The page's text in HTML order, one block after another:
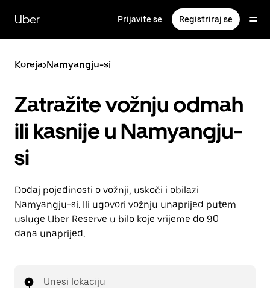
glavni
sadržaj
Uber Prijavite se Registriraj se
Koreja>Namyangju-si
Zatražite vožnju odmah
ili kasnije u Namyangju-
si
Dodaj pojedinosti o vožnji, uskoči i obilazi
Namyangju-si. Ili ugovori vožnju unaprijed putem
usluge Uber Reserve u bilo koje vrijeme do 90
dana unaprijed.
Unesi lokaciju